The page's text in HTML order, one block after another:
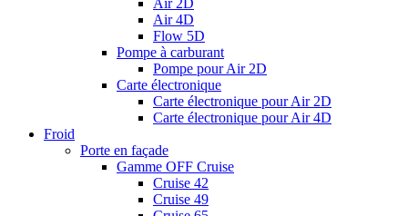
Air 2D
Air 4D
Flow 5D
Pompe à carburant
Pompe pour Air 2D
Carte électronique
Carte électronique pour Air 2D
Carte électronique pour Air 4D
Froid
Porte en façade
Gamme OFF Cruise
Cruise 42
Cruise 49